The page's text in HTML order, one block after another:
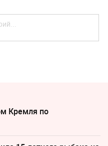
Кремля по